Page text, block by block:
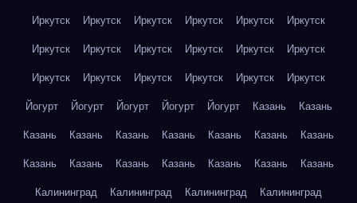
Иркутск
Иркутск Иркутск Иркутск Иркутск
Иркутск
Иркутск
Иркутск Иркутск Иркутск Иркутск
Иркутск
Иркутск
Иркутск Иркутск Иркутск Иркутск
Иркутск
Йогурт
Йогурт Йогурт Йогурт Йогурт Казань
Казань
Казань
Казань Казань Казань Казань Казань
Казань
Казань
Казань Казань Казань Казань Казань
Казань
Калининград
Калининград Калининград
Калининград